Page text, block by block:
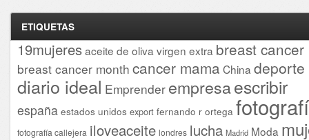
ETIQUETAS
19mujeresaceite de oliva virgen extra breast cancer
breast cancer month cancer mama China deporte
diario ideal Emprender empresaescribir
españa estados unidos export fernando r ortega
fotografía callejera iloveaceite londres lucha Madrid Moda